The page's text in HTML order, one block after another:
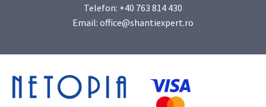
Telefon: +40 763 814 430
Email: office@shantiexpert.ro